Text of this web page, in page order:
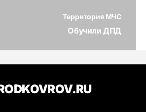
Территория МЧС
Обучили ДПД